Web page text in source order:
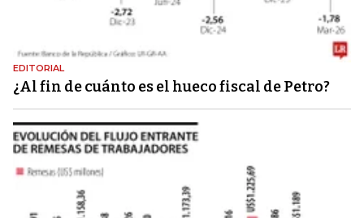
EDITORIAL
¿Al fin de cuánto es el hueco fiscal de Petro?